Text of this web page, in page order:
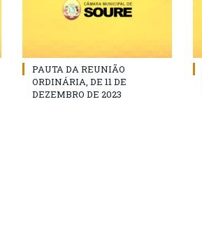
PAUTA DA REUNIÃO
ORDINÁRIA, DE 11 DE
DEZEMBRO DE 2023